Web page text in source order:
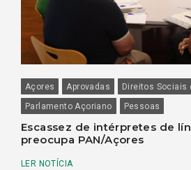
Açores Aprovadas Direitos Sociais
Parlamento Açoriano
Pessoas
Escassez de intérpretes de
preocupa PAN/Açores
LER NOTÍCIA